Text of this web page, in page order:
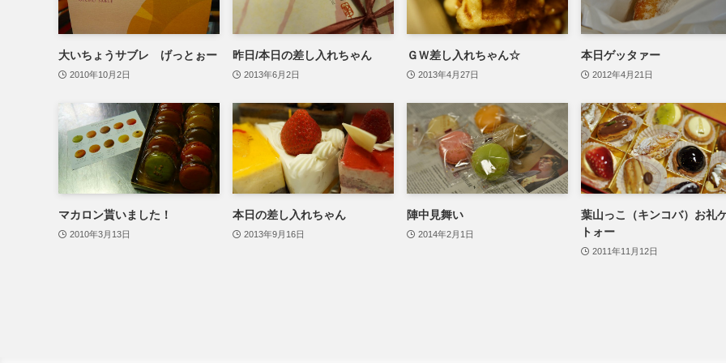
大いちょうサブレ げっとぉー
2010年10月2日
昨日/本日の差し入れちゃん
2013年6月2日
ＧＷ差し入れちゃん☆
2013年4月27日
本日ゲッタァー
2012年4月21日
マカロン貰いました！
2010年3月13日
本日の差し入れちゃん
2013年9月16日
陣中見舞い
2014年2月1日
葉山っこ（キンコバ）お礼
トォー
2011年11月12日